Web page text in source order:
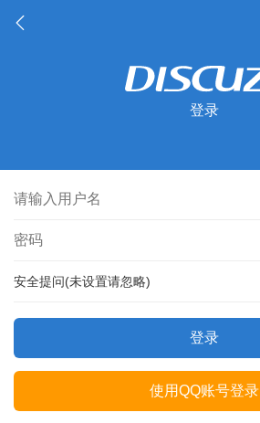
登录
安全提问(未设置请忽略)
登录
使用QQ账号登录